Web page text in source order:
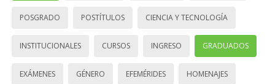
POSGRADO POSTÍTULOS CIENCIA Y TECNOLOGÍA
INSTITUCIONALES CURSOS INGRESO GRADUADOS
EXÁMENES GÉNERO EFEMÉRIDES HOMENAJES